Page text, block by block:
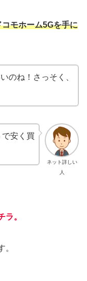
モホーム5Gを手に
のね！さっそく、
ネット詳しい
人
安く買
ラ。
。